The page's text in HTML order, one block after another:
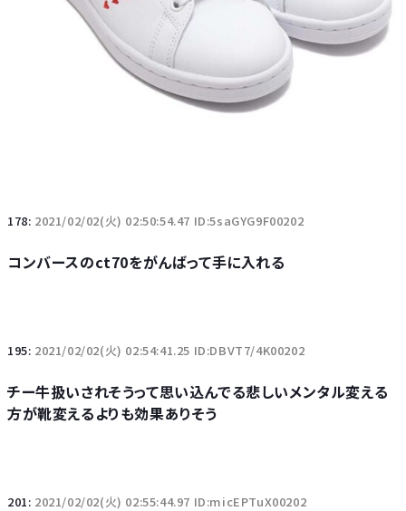
178: 2021/02/02(火) 02:50:54.47 ID:5saGYG9F00202
コンバースのct70をがんばって手に入れる
195: 2021/02/02(火) 02:54:41.25 ID:DBVT7/4K00202
チー牛扱いされそうって思い込んでる悲しいメンタル変える
方が靴変えるよりも効果ありそう
201: 2021/02/02(火) 02:55:44.97 ID:micEPTuX00202